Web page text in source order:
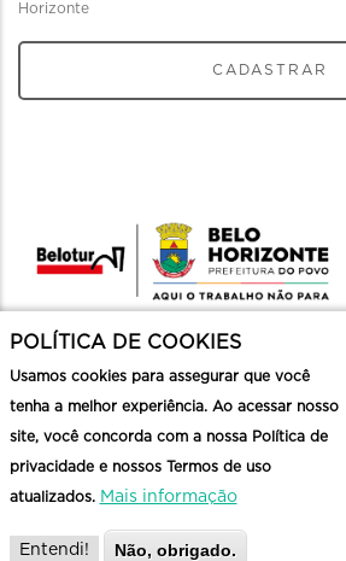
Horizonte
CADASTRAR
@ Copyright Belotur 2026. All
POLÍTICA DE COOKIES
Usamos cookies para assegurar que você
tenha a melhor experiência. Ao acessar nosso
site, você concorda com a nossa Política de
privacidade e nossos Termos de uso
atualizados. Mais informação
Entendi! Não, obrigado.